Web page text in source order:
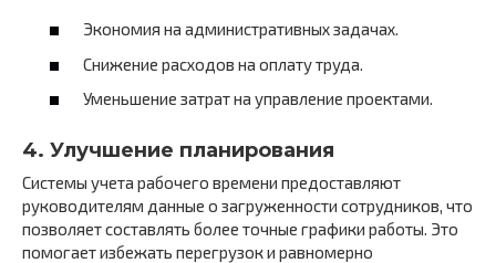
Экономия на административных задачах.
Снижение расходов на оплату труда.
Уменьшение затрат на управление проектами.
4. Улучшение планирования
Системы учета рабочего времени предоставляют
руководителям данные о загруженности сотрудников, что
позволяет составлять более точные графики работы. Это
помогает избежать перегрузок и равномерно